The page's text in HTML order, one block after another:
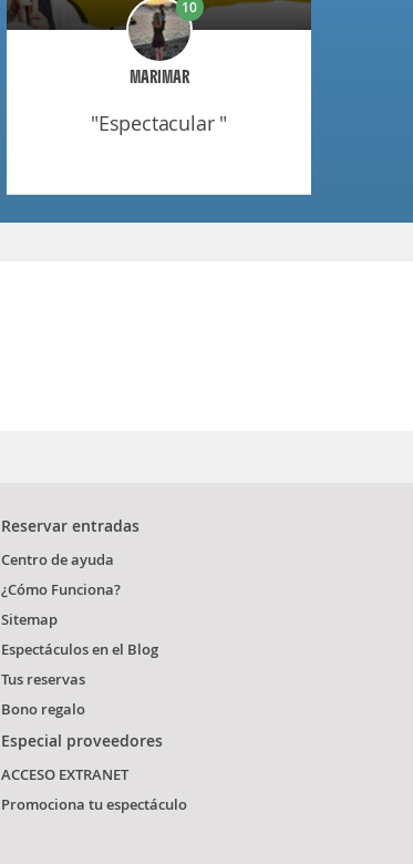
MARIMAR
10
"espectacular "
Reservar entradas
Centro de ayuda
¿Cómo Funciona?
Sitemap
Espectáculos en el Blog
Tus reservas
Bono regalo
Especial proveedores
ACCESO EXTRANET
Promociona tu espectáculo